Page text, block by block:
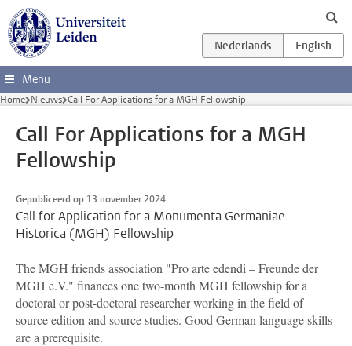
Ga direct naar de inhoud
Menu
Home Nieuws Call For Applications for a MGH Fellowship
Call For Applications for a MGH
Fellowship
Gepubliceerd op 13 november 2024
Call for Application for a Monumenta Germaniae
Historica (MGH) Fellowship
The MGH friends association "Pro arte edendi – Freunde der
MGH e.V." finances one two-month MGH fellowship for a
doctoral or post-doctoral researcher working in the field of
source edition and source studies. Good German language skills
are a prerequisite.